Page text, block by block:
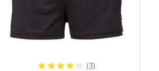
(3)